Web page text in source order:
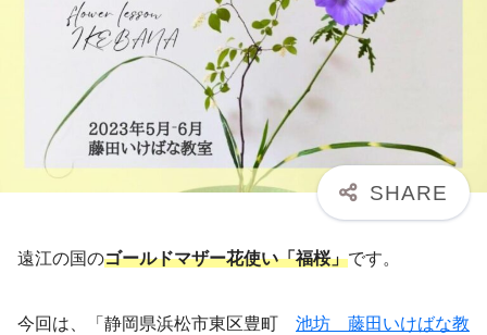
遠江の国のゴールドマザー花使い「福桜」です。
今回は、「静岡県浜松市東区豊町 池坊 藤田いけばな教